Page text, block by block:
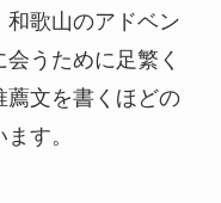
和歌山のアドベン
うために足繁く
薦文を書くほどの
す。